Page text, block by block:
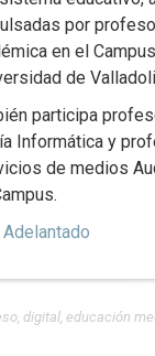
por
en el
de
participa
Informática y
de medios
Adelantado
digital educación